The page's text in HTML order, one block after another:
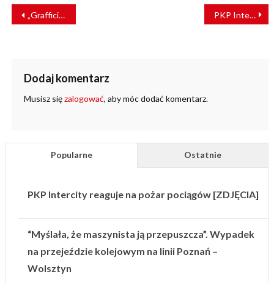
NAWIGACJA
WPISU
„Grafficiarze” w rękach funkcjonariuszy SOK PKP Intercity odebrało 60 zmodernizowanych wagonów 141A-20
Dodaj komentarz
Musisz sięzalogować, aby móc dodać komentarz.
Popularne Ostatnie
PKP Intercity reaguje na pożar pociągów [ZDJĘCIA]
“Myślała, że maszynista ją przepuszcza”. Wypadek
na przejeździe kolejowym na linii Poznań –
Wolsztyn